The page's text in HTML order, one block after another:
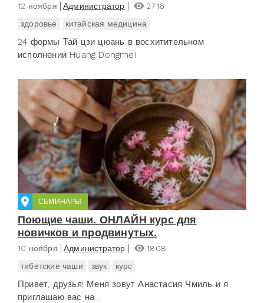
12 ноября Администратор
2716
здоровье
китайская медицина
24 формы Тай цзи цюань в восхитительном
исполнении Huang Dongmei
СЕМИНАРЫ
Поющие чаши. ОНЛАЙН курс для
новичков и продвинутых.
10 ноября Администратор
1808
тибетские чаши
звук курс
Привет, друзья! Меня зовут Анастасия Чмиль и я
приглашаю вас на...